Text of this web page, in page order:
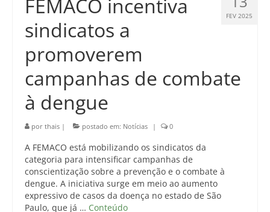
FEV 2025
FEMACO incentiva
sindicatos a
promoverem
campanhas de combate
à dengue
por thais | postado em: Notícias | 0
A FEMACO está mobilizando os sindicatos da
categoria para intensificar campanhas de
conscientização sobre a prevenção e o combate à
dengue. A iniciativa surge em meio ao aumento
expressivo de casos da doença no estado de São
Paulo, que já … Conteúdo